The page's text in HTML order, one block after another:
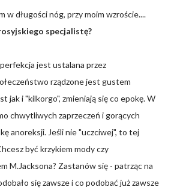
w długości nóg, przy moim wzroście....
specjalistę?
jest ustalana przez
rządzone jest gustem
jak i "kilkorgo", zmieniają się co epokę. W
chwytliwych zaprzeczeń i gorących
anoreksji. Jeśli nie "uczciwej", to tej
być krzykiem mody czy
M.Jacksona? Zastanów się - patrząc na
się zawsze i co podobać już zawsze